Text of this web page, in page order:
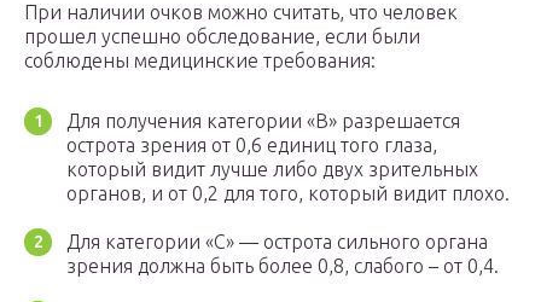
При наличии очков можно считать, что человек
прошел успешно обследование, если были
соблюдены медицинские требования:
Для получения категории «В» разрешается
острота зрения от 0,6 единиц того глаза,
который видит лучше либо двух зрительных
органов, и от 0,2 для того, который видит плохо.
Для категории «С» — острота сильного органа
зрения должна быть более 0,8, слабого – от 0,4.